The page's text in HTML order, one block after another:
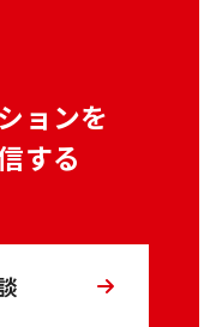
ョンを
する